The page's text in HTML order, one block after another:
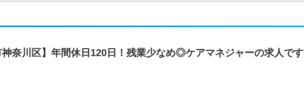
神奈川区】年間休日120日！残業少なめ◎ケアマネジャーの求人です